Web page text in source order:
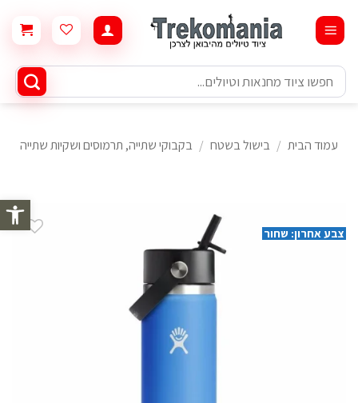
פתח
content
חיפוש
עבור:
עמוד הבית / בישול בשטח / בקבוקי שתייה, תרמוסים ושקיות שתייה
צבע אחרון: שחור